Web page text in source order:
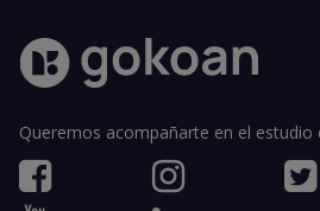
Queremos acompañarte en el estudio